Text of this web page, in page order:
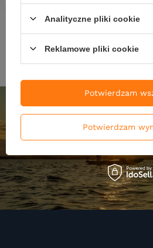
Analityczne pliki cookie
Reklamowe pliki cookie
Potwierdzam
Potwierdzam